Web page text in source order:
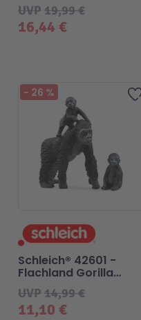
16,44 €
UVP19,99 €
- 26 %
11,10 €
UVP14,99 €
Schleich® 42601 -
Flachland Gorilla
Familie